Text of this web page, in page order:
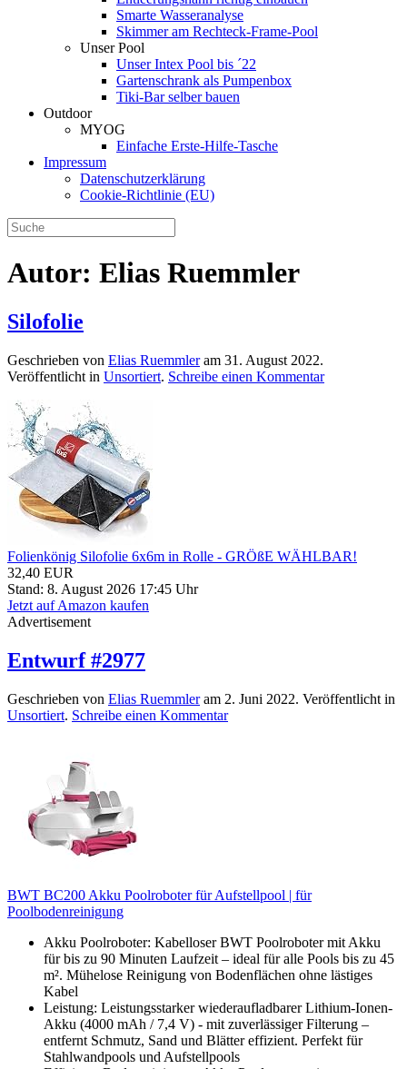
Smarte Wasseranalyse
Skimmer am Rechteck-Frame-Pool
Unser Pool
Unser Intex Pool bis ´22
Gartenschrank als Pumpenbox
Tiki-Bar selber bauen
Outdoor
MYOG
Einfache Erste-Hilfe-Tasche
Impressum
Datenschutzerklärung
Cookie-Richtlinie (EU)
Autor: Elias Ruemmler
Silofolie
Geschrieben von Elias Ruemmleram 31. August 2022.
Veröffentlicht in Unsortiert. Schreibe einen Kommentar
Folienkönig Silofolie 6x6m in Rolle - GRÖßE WÄHLBAR!
32,40 EUR
Stand: 8. August 2026 17:45 Uhr
Jetzt auf Amazon kaufen
Advertisement
Entwurf #2977
Geschrieben von Elias Ruemmleram 2. Juni 2022. Veröffentlicht in
Unsortiert. Schreibe einen Kommentar
BWT BC200 Akku Poolroboter für Aufstellpool | für
Poolbodenreinigung
Akku Poolroboter: Kabelloser BWT Poolroboter mit Akku
für bis zu 90 Minuten Laufzeit – ideal für alle Pools bis zu 45
m². Mühelose Reinigung von Bodenflächen ohne lästiges
Kabel
Leistung: Leistungsstarker wiederaufladbarer Lithium-Ionen-
Akku (4000 mAh / 7,4 V) - mit zuverlässiger Filterung –
entfernt Schmutz, Sand und Blätter effizient. Perfekt für
Stahlwandpools und Aufstellpools